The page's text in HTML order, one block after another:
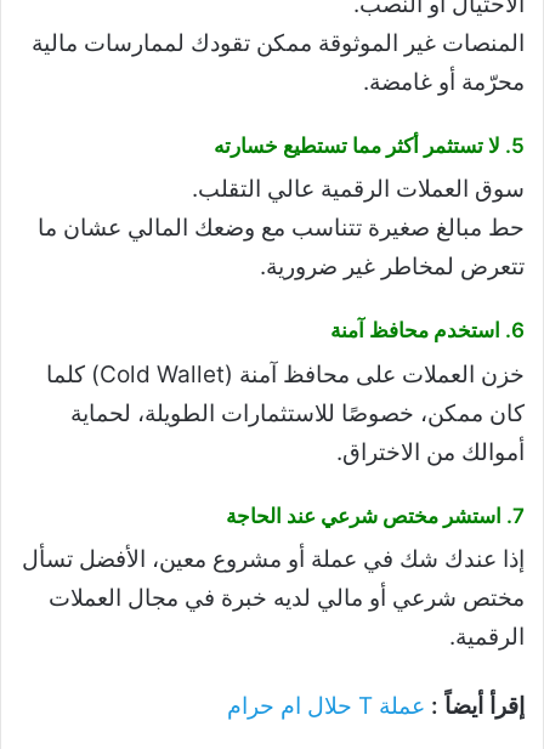
المنصات غير الموثوقة ممكن تقودك لممارسات مالية
محرّمة أو غامضة.
5. لا تستثمر أكثر مما تستطيع خسارته
سوق العملات الرقمية عالي التقلب.
حط مبالغ صغيرة تتناسب مع وضعك المالي عشان ما
تتعرض لمخاطر غير ضرورية.
6. استخدم محافظ آمنة
خزن العملات على محافظ آمنة (Cold Wallet) كلما
كان ممكن، خصوصًا للاستثمارات الطويلة، لحماية
أموالك من الاختراق.
7. استشر مختص شرعي عند الحاجة
إذا عندك شك في عملة أو مشروع معين، الأفضل تسأل
مختص شرعي أو مالي لديه خبرة في مجال العملات
الرقمية.
إقرأ أيضاً : عملة T حلال ام حرام